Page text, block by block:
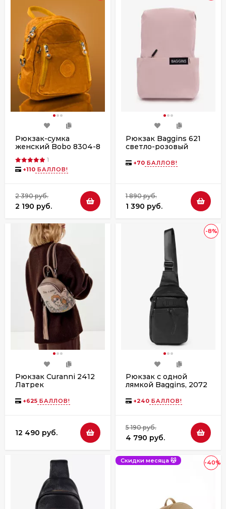
Рюкзак-сумка
женский Bobo 8304-8
1
+110 БАЛЛОВ!
2 390 руб.
2 190 руб.
Рюкзак Baggins 621
светло-розовый
+70 БАЛЛОВ!
1 890 руб.
1 390 руб.
Рюкзак Curanni 2412
Латрек
+625 БАЛЛОВ!
12 490 руб.
-8%
Рюкзак с одной
лямкой Baggins, 2072
+240 БАЛЛОВ!
5 190 руб.
4 790 руб.
-40%
Скидки месяца 😽